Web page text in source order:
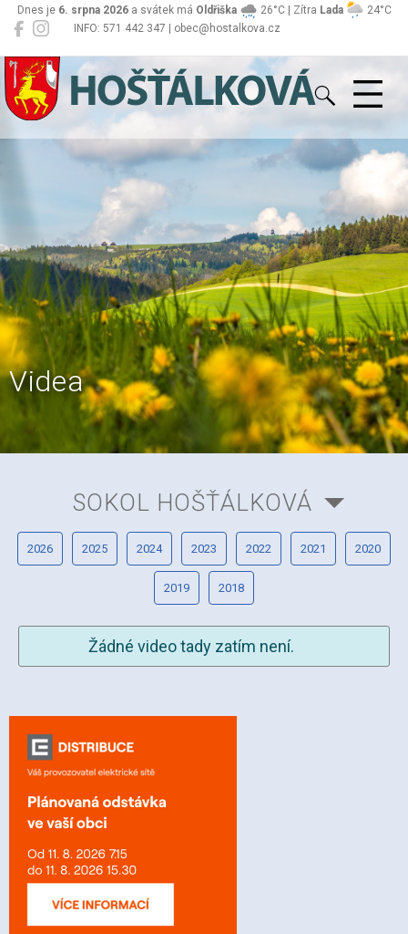
INFO: 571 442 347 | obec@hostalkova.cz
Dnes je 6. srpna 2026a svátek má Oldřiška 26°C | Zítra Lada 24°C
Hošťálková
Videa
SOKOL HOŠŤÁLKOVÁ
2026 2025 2024 2023 2022 2021 2020
2019 2018
Žádné video tady zatím není.